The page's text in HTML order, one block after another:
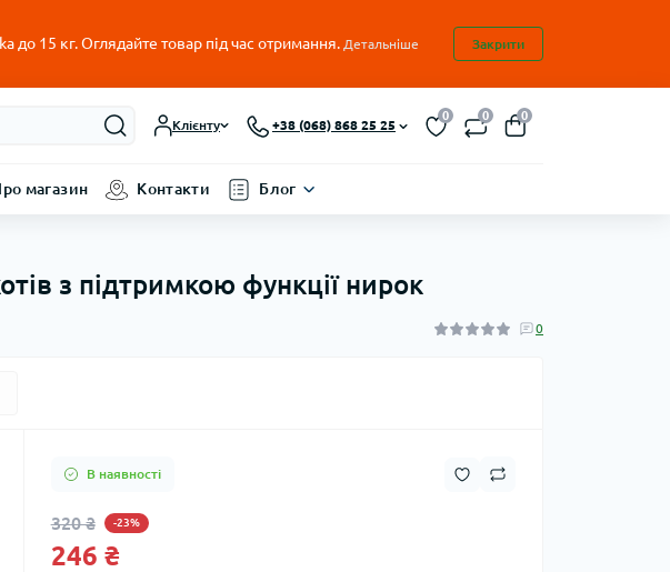
до 15 кг. Оглядайте товар під час отримання. Детальніше Закрити
Клієнту +38 (068) 868 25 25
0 0 0
магазин Контакти Блог
з підтримкою функції нирок
0
В наявності
320 ₴ -23%
246 ₴